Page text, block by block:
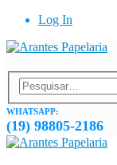
Log In
WHATSAPP:
(19) 98805-2186